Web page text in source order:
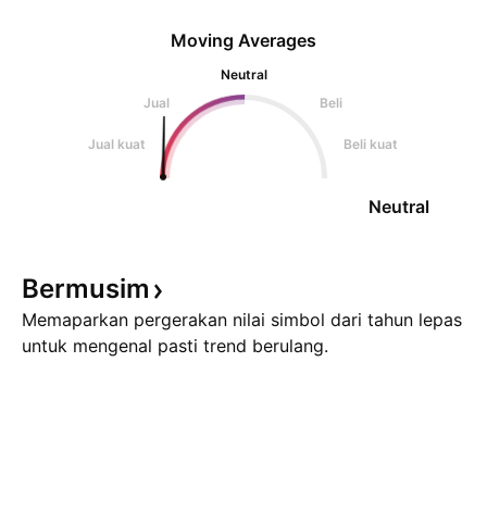
Moving Averages
Neutral
Jual
Beli
Jual kuat Beli kuat
Neutral
Bermusim
Memaparkan pergerakan nilai simbol dari tahun lepas
untuk mengenal pasti trend berulang.